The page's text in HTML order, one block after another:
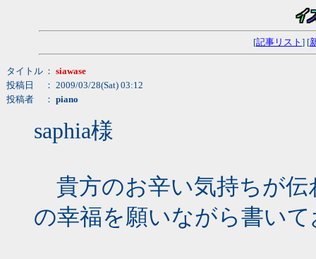
[記事リスト ] [
タイトル ： siawase
投稿日
： 2009/03/28(Sat) 03:12
投稿者
： piano
saphia様
貴方のお辛い気持ちが伝
の幸福を願いながら書い